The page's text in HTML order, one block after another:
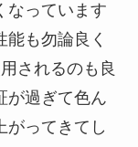
なっています
も勿論良く
されるのも良
が過ぎて色ん
がってきてし